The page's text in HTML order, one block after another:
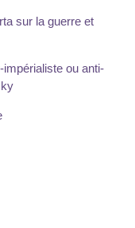
sur la guerre et
ou anti-